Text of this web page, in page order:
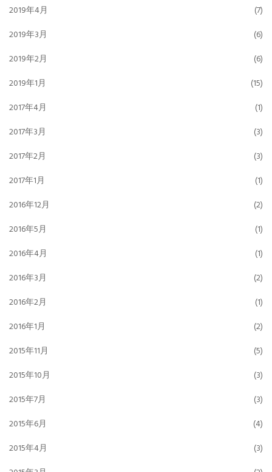
2019年4月
(7)
2019年3月
(6)
2019年2月
(6)
2019年1月
(15)
2017年4月
(1)
2017年3月
(3)
2017年2月
(3)
2017年1月
(1)
2016年12月
(2)
2016年5月
(1)
2016年4月
(1)
2016年3月
(2)
2016年2月
(1)
2016年1月
(2)
2015年11月
(5)
2015年10月
(3)
2015年7月
(3)
2015年6月
(4)
2015年4月
(3)